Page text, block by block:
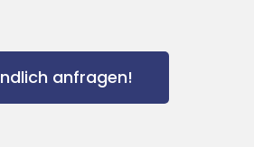
anfragen!